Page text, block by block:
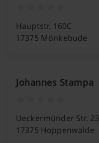
Hauptstr. 160C
17375 Mönkebude
Johannes Stampa
Ueckermünder Str. 23
17375 Hoppenwalde